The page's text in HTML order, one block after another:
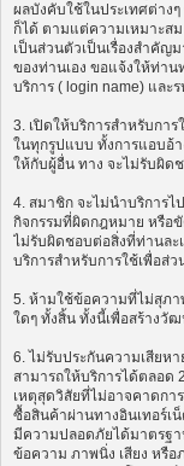
ผลบังคับใช้ในประเทศต่าง
ก็ได้ ตามแต่ความเหมาะส
เป็นส่วนตัวเป็นเรื่องสำคัญ
ของท่านเอง ขอแจ้งให้ท่า
บริการ ( login name) และ
3. เปิดให้บริการสำหรับกา
ในทุกรูปแบบ ทั้งการแอบอ้
ให้กับผู้อื่น ทาง จะไม่รับผิด
4. สมาชิก จะไม่นำบริการไ
กิจกรรมที่ผิดกฎหมาย หรือ
ไม่รับผิดชอบต่อสิ่งที่ท่านละ
บริการสำหรับการใช้เพื่อส่
5. ห้ามใช้ข้อความที่ไม่สุภา
ใดๆ ทั้งสิ้น ทั้งนี้เพื่อสร้างวั
6. ไม่รับประกันความเสียห
สามารถให้บริการได้ตลอด
เหตุสุดวิสัยที่ไม่อาจคาดกา
ซื้อสินค้าผ่านทางอินเทอร์เ
มีความปลอดภัยได้มาตรฐา
ข้อความ ภาพนิ่ง เสียง หรื